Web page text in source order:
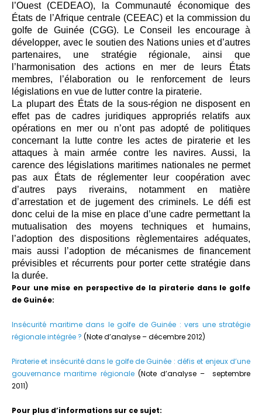
l’Ouest (CEDEAO), la Communauté économique des
États de l’Afrique centrale (CEEAC) et la commission du
golfe de Guinée (CGG). Le Conseil les encourage à
développer, avec le soutien des Nations unies et d’autres
partenaires, une stratégie régionale, ainsi que
l’harmonisation des actions en mer de leurs États
membres, l’élaboration ou le renforcement de leurs
législations en vue de lutter contre la piraterie.
La plupart des États de la sous-région ne disposent en
effet pas de cadres juridiques appropriés relatifs aux
opérations en mer ou n’ont pas adopté de politiques
concernant la lutte contre les actes de piraterie et les
attaques à main armée contre les navires. Aussi, la
carence des législations maritimes nationales ne permet
pas aux États de réglementer leur coopération avec
d’autres pays riverains, notamment en matière
d’arrestation et de jugement des criminels. Le défi est
donc celui de la mise en place d’une cadre permettant la
mutualisation des moyens techniques et humains,
l’adoption des dispositions règlementaires adéquates,
mais aussi l’adoption de mécanismes de financement
prévisibles et récurrents pour porter cette stratégie dans
la durée.
Pour une mise en perspective de la piraterie dans le golfe
de Guinée:
Insécurité maritime dans le golfe de Guinée : vers une stratégie
régionale intégrée ? (Note d’analyse – décembre 2012)
Piraterie et insécurité dans le golfe de Guinée : défis et enjeux d’une
gouvernance maritime régionale(Note d’analyse – septembre
2011)
Pour plus d’informations sur ce sujet: